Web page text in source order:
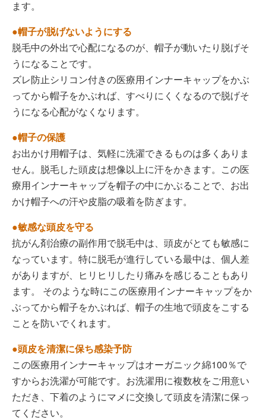
ます。
●帽子が脱げないようにする
脱毛中の外出で心配になるのが、帽子が動いたり脱げそ
うになることです。
ズレ防止シリコン付きの医療用インナーキャップをかぶ
ってから帽子をかぶれば、すべりにくくなるので脱げそ
うになる心配がなくなります。
●帽子の保護
お出かけ用帽子は、気軽に洗濯できるものは多くありま
せん。脱毛した頭皮は想像以上に汗をかきます。この医
療用インナーキャップを帽子の中にかぶることで、お出
かけ帽子への汗や皮脂の吸着を防ぎます。
●敏感な頭皮を守る
抗がん剤治療の副作用で脱毛中は、頭皮がとても敏感に
なっています。特に脱毛が進行している最中は、個人差
がありますが、ヒリヒリしたり痛みを感じることもあり
ます。 そのような時にこの医療用インナーキャップをか
ぶってから帽子をかぶれば、帽子の生地で頭皮をこする
ことを防いでくれます。
●頭皮を清潔に保ち感染予防
この医療用インナーキャップはオーガニック綿100％で
すからお洗濯が可能です。お洗濯用に複数枚をご用意い
ただき、下着のようにマメに交換して頭皮を清潔に保っ
てください。